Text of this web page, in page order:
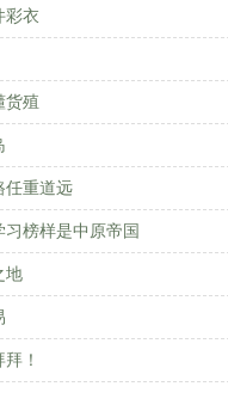
彩衣
货殖
任重道远
榜样是中原帝国
地
！